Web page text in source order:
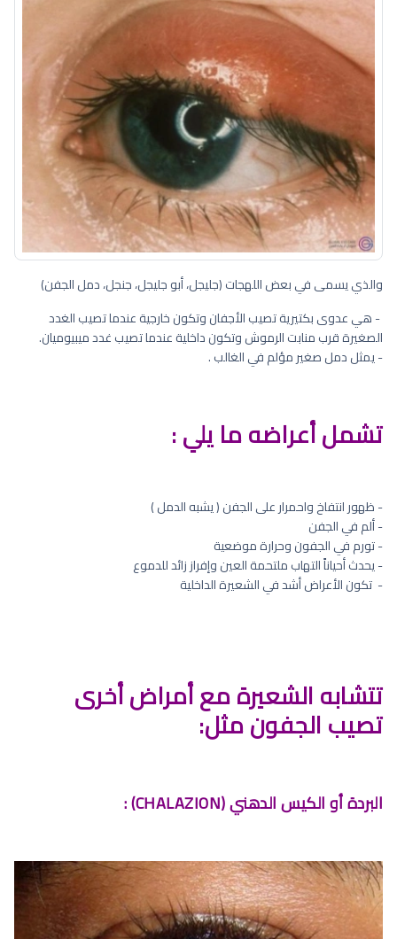
والذي يسمى في بعض اللهجات (جليجل، أبو جليجل، جنجل، دمل الجفن)
- هي عدوى بكتيرية تصيب الأجفان وتكون خارجية عندما تصيب الغدد
الصغيرة قرب منابت الرموش وتكون داخلية عندما تصيب غدد ميبيوميان.
- يمثل دمل صغير مؤلم في الغالب .
تشمل أعراضه ما يلي :
- ظهور انتفاخ واحمرار على الجفن ( يشبه الدمل )
- ألم في الجفن
- تورم في الجفون وحرارة موضعية
- يحدث أحياناً التهاب ملتحمة العين وإفراز زائد للدموع
- ⁠ تكون الأعراض أشد في الشعيرة الداخلية
تتشابه الشعيرة مع أمراض أخرى
تصيب الجفون مثل:
البردة أو الكيس الدهني (CHALAZION) :